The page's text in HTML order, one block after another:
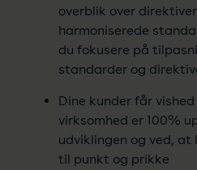
overblik over
harmoniserede
du fokusere på
standarder og
Dine kunder får
virksomhed er 100%
udviklingen og ved, at
til punkt og prikke